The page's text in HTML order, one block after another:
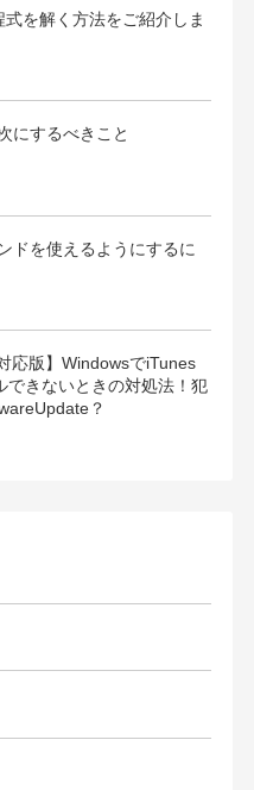
を解く方法をご紹介しま
にするべきこと
ドを使えるようにするに
応版】WindowsでiTunes
できないときの対処法！犯
？